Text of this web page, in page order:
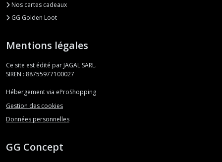
Nos cartes cadeaux
GG Golden Loot
Mentions légales
Ce site est édité par JAGAL SARL.
SIREN : 88755977100027
Hébergement via eProShopping
Gestion des cookies
Données personnelles
GG Concept